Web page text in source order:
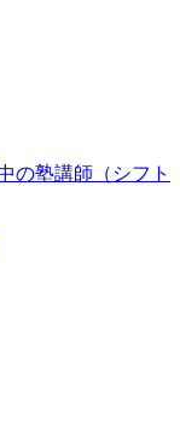
の塾講師（シフト